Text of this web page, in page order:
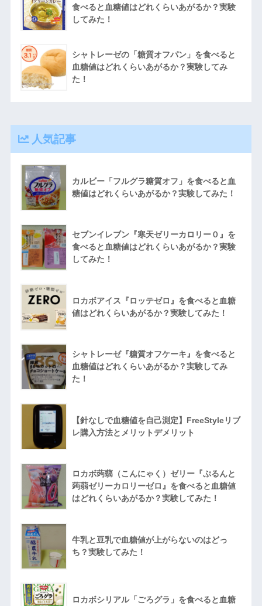
食べると血糖値はどれくらいあがるか？実験
してみた！
シャトレーゼの「糖質オフパン」を食べると
血糖値はどれくらいあがるか？実験してみ
た！
人気記事
カルビー「フルグラ糖質オフ」を食べると血
糖値はどれくらいあがるか？実験してみた！
セブンイレブン『寒天ゼリーカロリー０』を
食べると血糖値はどれくらいあがるか？実験
してみた！
ロカボアイス『ロッテゼロ』を食べると血糖
値はどれくらいあがるか？実験してみた！
シャトレーゼ『糖質オフケーキ』を食べると
血糖値はどれくらいあがるか？実験してみ
た！
【針なしで血糖値を自己測定】FreeStyleリブ
レ購入方法とメリットデメリット
ロカボ蒟蒻（こんにゃく）ゼリー『ぷるんと
蒟蒻ゼリーカロリーゼロ』を食べると血糖値
はどれくらいあがるか？実験してみた！
牛乳と豆乳で血糖値が上がらないのはどっ
ち？実験してみた！
ロカボシリアル「ごろグラ」を食べると血糖